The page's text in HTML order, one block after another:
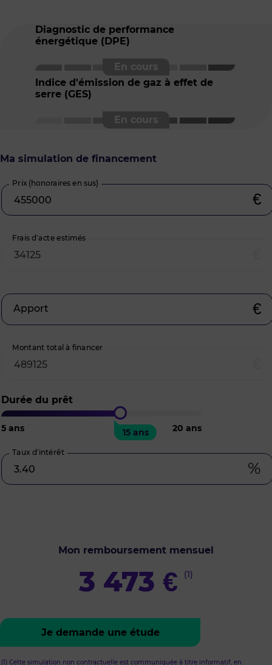
Diagnostic de performance
énergétique (DPE)
Indice d'émission de gaz à effet de
serre (GES)
Ma simulation de financement
Prix (honoraires en sus)
€
Frais d’acte estimés
Apport €
Montant total à financer
Durée du prêt
5 ans 20 ans
15 ans
Taux d’intérêt
%
Mon remboursement mensuel
3 473 € (1)
Je demande une étude
(1) Cette simulation non contractuelle est communiquée à titre informatif, en